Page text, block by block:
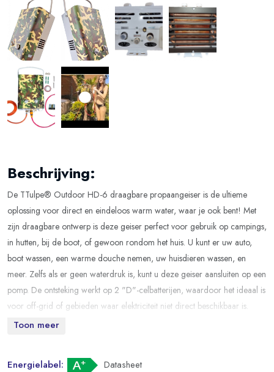
Beschrijving:
De TTulpe® Outdoor HD-6 draagbare propaangeiser is de ultieme
oplossing voor direct en eindeloos warm water, waar je ook bent! Met
zijn draagbare ontwerp is deze geiser perfect voor gebruik op campings,
in hutten, bij de boot, of gewoon rondom het huis. U kunt er uw auto,
boot wassen, een warme douche nemen, uw huisdieren wassen, en
meer. Zelfs als er geen waterdruk is, kunt u deze geiser aansluiten op een
pomp. De ontsteking werkt op 2 "D"-celbatterijen, waardoor het ideaal is
voor off-grid of gebieden waar elektriciteit niet direct beschikbaar is.
Met de TTulpe® Outdoor HD-6 draagbare propaangeiser (P50) heeft u
gebieden.
Toon meer
Energielabel: Datasheet